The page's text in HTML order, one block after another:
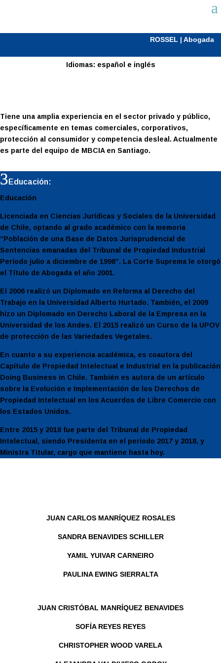
ROSSEL | Abogada
Idiomas: español e inglés
Tiene una amplia experiencia en el sector privado y público,
específicamente en temas comerciales, corporativos,
protección al consumidor y competencia desleal. Actualmente
es parte del equipo de MBCIA en Santiago.
Educación:
Educación
Licenciada en Ciencias Jurídicas y Sociales de la Universidad
de Chile, optando al grado académico con la memoria
“Población de una Base de Datos Jurisprudencial de
Sentencias emanadas del Tribunal de Propiedad Industrial
Período julio a diciembre de 1998”. La Corte Suprema le otorgó
el Título de Abogada el año 2001.
El 2006 realizó un Diplomado en Reforma al Derecho del
Trabajo en la Universidad Alberto Hurtado. También, el 2009
hizo un Diplomado en Derecho Laboral de la Empresa en la
Universidad de los Andes. El 2015 realizó un Curso de la UPOV
de protección de las Variedades Vegetales.
En cuanto a su experiencia académica, es coautora del
Capítulo de Propiedad Intelectual e Industrial en la publicación
Doing Business in Chile. También es autora de un artículo
sobre la Evolución e Implementación de los Derechos de
Propiedad Intelectual en los Acuerdos de Libre Comercio con
los Estados Unidos.
Entre 2015 y 2018 fue parte del Tribunal de Propiedad
Intelectual, siendo Presidenta en el periodo 2017 y 2018, y
Ministra Titular, cargo que mantiene hasta hoy.
JUAN CARLOS MANRÍQUEZ ROSALES
SANDRA BENAVIDES SCHILLER
YAMIL YUIVAR CARNEIRO
PAULINA EWING SIERRALTA
JUAN CRISTÓBAL MANRÍQUEZ BENAVIDES
SOFÍA REYES REYES
CHRISTOPHER WOOD VARELA